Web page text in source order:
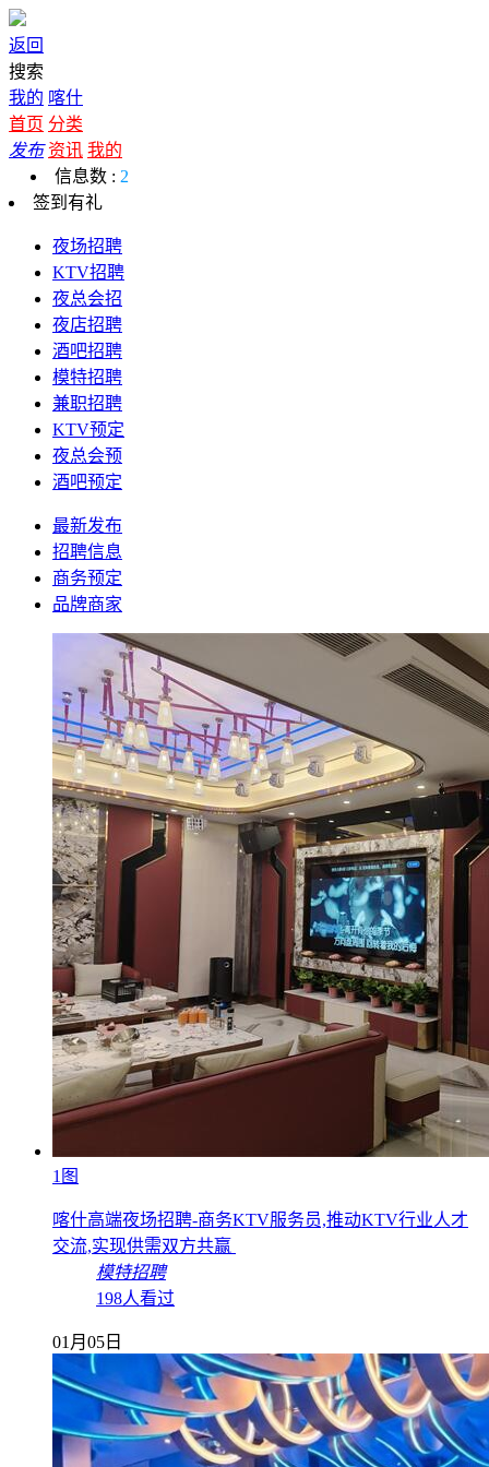
返回
搜索
我的 喀什
首页 分类
发布 资讯 我的
信息数 : 2
签到有礼
夜场招聘
KTV招聘
夜总会招
夜店招聘
酒吧招聘
模特招聘
兼职招聘
KTV预定
夜总会预
酒吧预定
最新发布
招聘信息
商务预定
品牌商家
1图
喀什高端夜场招聘-商务KTV服务员,推动KTV行业人才
交流,实现供需双方共赢
模特招聘
198人看过
01月05日